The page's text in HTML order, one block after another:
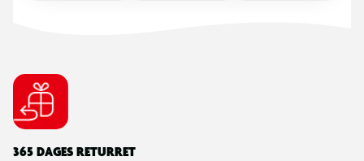
OBS! Varen er assorteret, og en bestemt variant kan ikke
garanteres.
365 DAGES RETURRET